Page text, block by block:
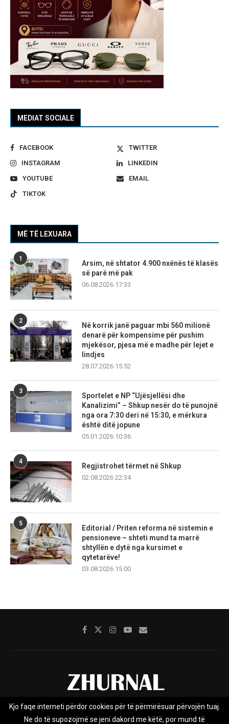
MEDIAT SOCIALE
FACEBOOK
TWITTER
INSTAGRAM
LINKEDIN
YOUTUBE
EMAIL
TIKTOK
MË TË LEXUARA
1
Arsim, në shtator 4.900 nxënës të klasës
së parë më pak
06.08.2026 17:33
2
Në korrik janë paguar mbi 560 milionë
denarë për kompensime për pushim
mjekësor, pjesa më e madhe për lejet e
lindjes
28.07.2026 15:52
3
Sportelet e NP “Ujësjellësi dhe
Kanalizimi” – Shkup nesër do të punojnë
nga ora 7:30 deri në 15:30, e mërkura
është ditë jopune
05.01.2026 10:36
4
Regjistrohet tërmet në Shkup
02.08.2026 22:34
5
Editorial / Priten reforma në sistemin e
pensioneve – shteti mund ta marrë
shtyllën e dytë nga kursimet e
qytetarëve!
03.08.2026 15:00
Rreth nesh Impresumi Marketing
Kontakt
Kjo faqe interneti përdor cookies për të përmirësuar përvojën tuaj.
Ne do të supozojmë se jeni dakord me këtë, por mund të